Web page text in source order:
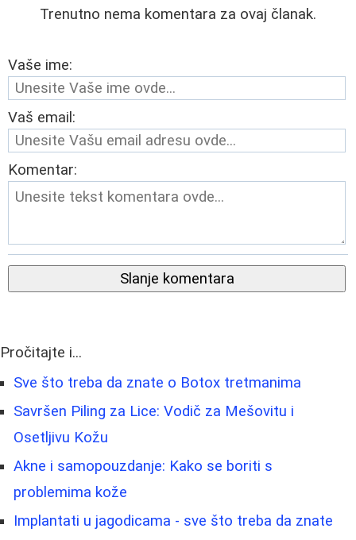
Trenutno nema komentara za ovaj članak.
Vaše ime:
Vaš email:
Komentar:
Slanje komentara
Pročitajte i...
Sve što treba da znate o Botox tretmanima
Savršen Piling za Lice: Vodič za Mešovitu i
Osetljivu Kožu
Akne i samopouzdanje: Kako se boriti s
problemima kože
Implantati u jagodicama - sve što treba da znate